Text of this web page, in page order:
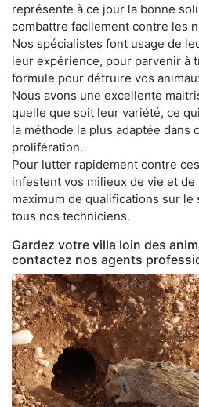
représente à ce jour la bonne
combattre facilement contre les
Nos spécialistes font usage de
leur expérience, pour parvenir à
formule pour détruire vos
Nous avons une excellente
quelle que soit leur variété, ce
la méthode la plus adaptée dans
prolifération.
Pour lutter rapidement contre
infestent vos milieux de vie et
maximum de qualifications sur le
tous nos techniciens.
Gardez votre villa loin des
contactez nos agents